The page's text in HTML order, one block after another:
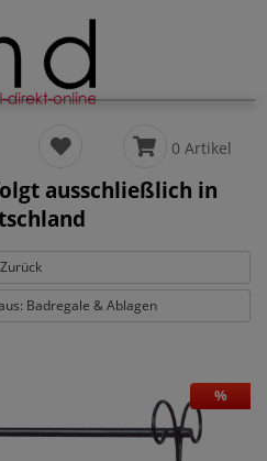
0 Artikel
ausschließlich in
Zurück
Badregale & Ablagen
%